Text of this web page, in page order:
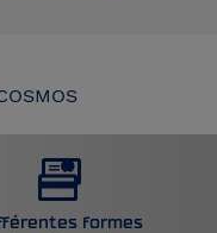
formes